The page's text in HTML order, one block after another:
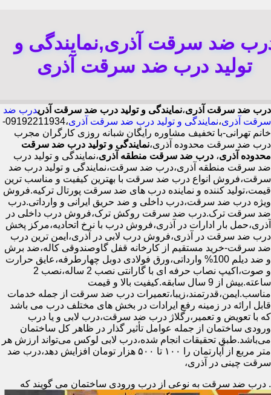
ضد سرقت آذری,نمایندگی و
تولید درب ضد سرقت آذری
درب ضد سرقت آذری،نمایندگی و تولید درب ضد سرقت آذریدرب ضد
سرقت آذری،نمایندگی و تولید درب ضد سرقت آذری
،09192211934-
خانم تهرانی-با تخفیف مشاوره رایگان شبانه روزی کارگران مجرب
درب ضد سرقت محدوده آذری،نمایندگی و تولید درب ضد سرقت
محدوده آذری، درب ضد سرقت منطقه آذری،نمایندگی و تولید درب
ضد سرقت منطقه آذری،درب ضد سرقت،نمایندگی و تولید درب ضد
سرقت،فروش انواع درب ضد سرقت با بهترین کیفیت و مناسب ترین
قیمت،تولید کننده و نماینده درب های ضد سرقت پورتال ترکیه.فروش
ویژه درب ضد سرقت،درب داخلی و ضد حریق ایرانی و وارداتی.درب
ضد سرقت ترک.درب ضد سرقت روکش ترک،فروش درب داخلی در
آذری،حمل بار ادارات در آذری،فروش درب با نرخ اتحادیه،مرکز پخش
درب ضد سرقت در آذری،فروش درب لابی در آذری،ایمن ترین درب
ضد سرقت-خرید مستقیم از کارخانه قفل گاوصندوقی کاله،ضد برش
و ضد دیلم 100% وارداتی،ورق فولادی دوبل چهارطرفه،عایق حرارت
و صوت،اکیپ نصاب حرفه ای با گارانتی نصب 2 ساله،نصب 2
ساعته.بیش از 9 سال سابقه.کیفیت بالا و قیمت
مناسب.ایمن،قدرتمند،زیبا،تعمیرات درب ضد سرقت از جمله خدمات
قابل ارائه در زمینه رفع ایرادات در بخش های مختلف درب می باشد
که با تعویض و تعمیر،رگلاژ درب ضد سرقت،درب لابی و یا درب
ورودی ساختمان از جمله عوامل تأثیر گذار در ظاهر کل ساختمان
می‌باشد.طبق تحقیقات انجام شده،درب لابی لوکس می‌تواند ارزش هر
متر مربع از آپارتمان را ۱۰۰ تا ۵۰۰ هزار تومان افزایش دهد،درب ضد
سرقت چینی در آذری،
. درب ضد سرقت به نوعی از درب ورودی ساختمان می گویند که